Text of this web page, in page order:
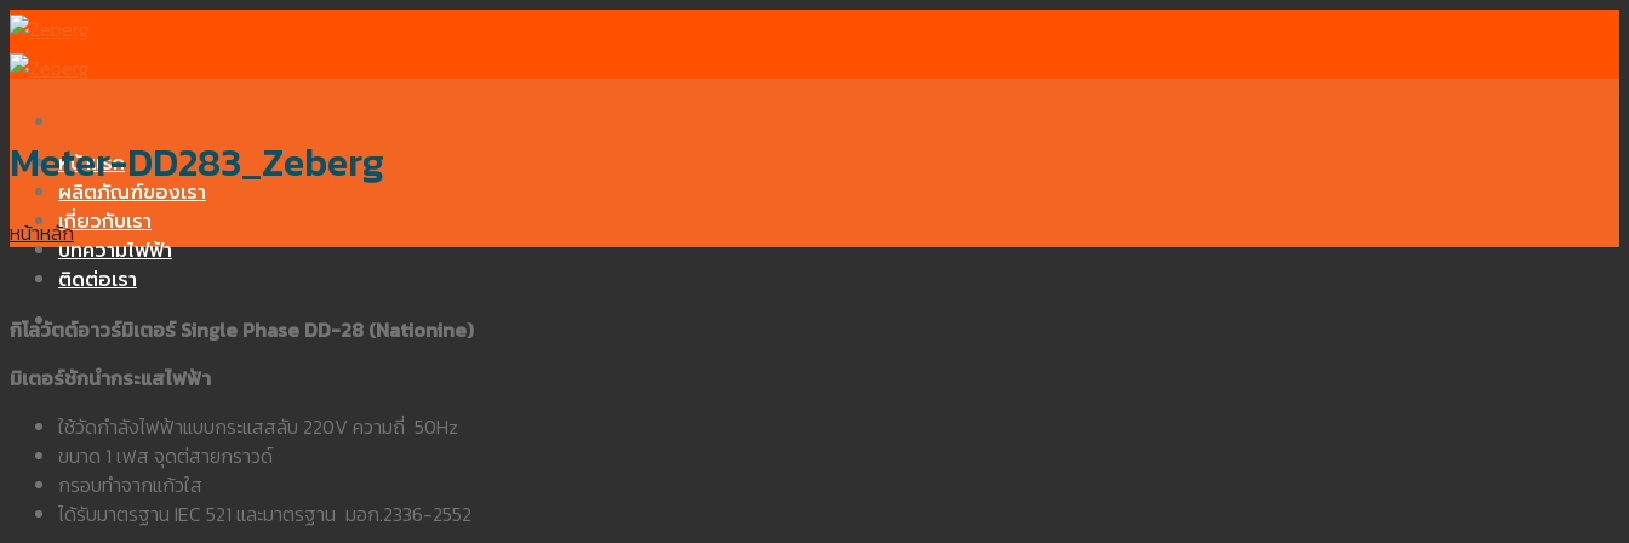
Skip
to
content
หน้าแรก
ผลิตภัณฑ์ของเรา
เกี่ยวกับเรา
บทความไฟฟ้า
ติดต่อเรา
Meter-DD283_Zeberg
หน้าหลัก
กิโลวัตต์อาวร์มิเตอร์Single Phase DD-28 (Nationine)
มิเตอร์ชักนำกระแสไฟฟ้า
ใช้วัดกำลังไฟฟ้าแบบกระแสสลับ 220V ความถี่ 50Hz
ขนาด 1 เฟส จุดต่สายกราวด์
กรอบทำจากแก้วใส
ได้รับมาตรฐาน IEC 521 และมาตรฐาน มอก.2336-2552